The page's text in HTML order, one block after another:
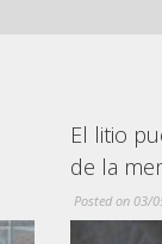
Dar
segura y
cabeza